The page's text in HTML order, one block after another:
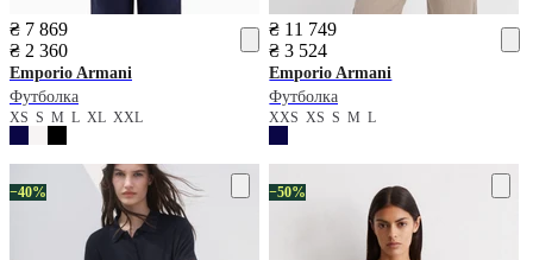
₴ 7 869
₴ 2 360
Emporio Armani
Футболка
XS S M L XL XXL
₴ 11 749
₴ 3 524
Emporio Armani
Футболка
XXSXSSML
−40% −50%